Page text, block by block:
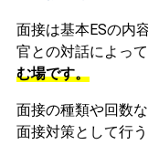
面接は基本ESの内
官との対話によって
む場です。
面接の種類や回数
面接対策として行